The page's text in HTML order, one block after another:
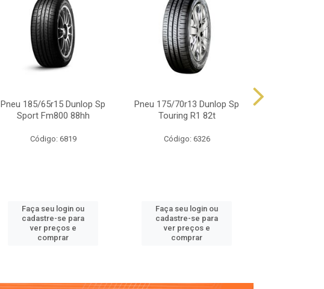
Pneu 185/65r15 Dunlop Sp
Sport Fm800 88hh
Código: 6819
Faça seu login ou
cadastre-se para
ver preços e
comprar
Pneu 175/70r13 Dunlop Sp
Touring R1 82t
Código: 6326
Faça seu login ou
cadastre-se para
ver preços e
comprar